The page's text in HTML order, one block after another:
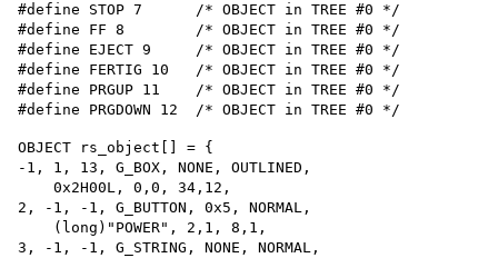
#define STOP 7      /* OBJECT in TREE #0 */
#define FF 8        /* OBJECT in TREE #0 */
#define EJECT 9     /* OBJECT in TREE #0 */
#define FERTIG 10   /* OBJECT in TREE #0 */
#define PRGUP 11    /* OBJECT in TREE #0 */
OBJECT rs_object[] = {
-1, 1, 13, G_BOX, NONE, OUTLINED,
    0x2H00L, 0,0, 34,12,
2, -1, -1, G_BUTTON, 0x5, NORMAL,
    (long)"POWER", 2,1, 8,1,
3, -1, -1, G_STRING, NONE, NORMAL,